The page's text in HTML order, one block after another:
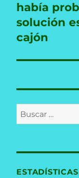
siguiente:
había
solución
cajón
Buscar
por:
ESTADÍSTICAS